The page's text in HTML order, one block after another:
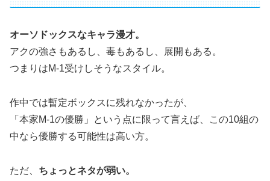
オーソドックスなキャラ漫才。
アクの強さもあるし、毒もあるし、展開もある。
つまりはM-1受けしそうなスタイル。
作中では暫定ボックスに残れなかったが、
「本家M-1の優勝」という点に限って言えば、この10組の
中なら優勝する可能性は高い方。
ただ、 ちょっとネタが弱い。